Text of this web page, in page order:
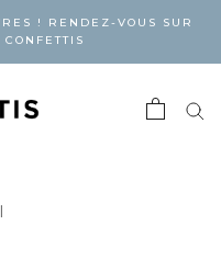
! RENDEZ-VOUS SUR